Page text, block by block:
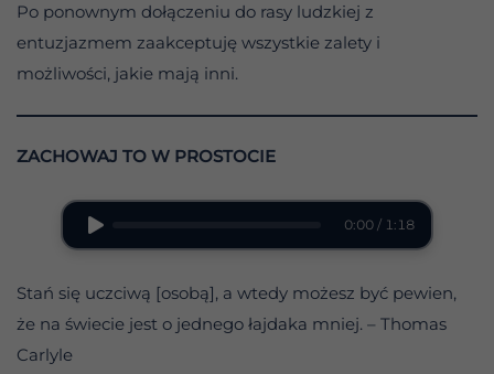
Po ponownym dołączeniu do rasy ludzkiej z
entuzjazmem zaakceptuję wszystkie zalety i
możliwości, jakie mają inni.
ZACHOWAJ TO W PROSTOCIE
0:00 / 1:18
Stań się uczciwą [osobą], a wtedy możesz być pewien,
że na świecie jest o jednego łajdaka mniej. – Thomas
Carlyle